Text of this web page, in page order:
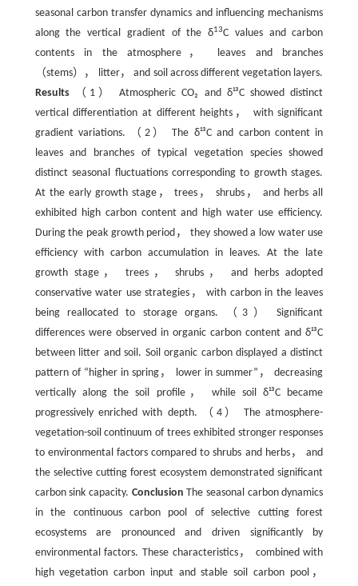
seasonal carbon transfer dynamics and influencing mechanisms
along the vertical gradient of the δ13C values and carbon
contents in the atmosphere， leaves and branches
（stems）， litter， and soil across different vegetation layers.
Results（1） Atmospheric CO₂ and δ¹³C showed distinct
vertical differentiation at different heights， with significant
gradient variations. （2） The δ¹³C and carbon content in
leaves and branches of typical vegetation species showed
distinct seasonal fluctuations corresponding to growth stages.
At the early growth stage， trees， shrubs， and herbs all
exhibited high carbon content and high water use efficiency.
During the peak growth period， they showed a low water use
efficiency with carbon accumulation in leaves. At the late
growth stage， trees， shrubs， and herbs adopted
conservative water use strategies， with carbon in the leaves
being reallocated to storage organs. （3） Significant
differences were observed in organic carbon content and δ¹³C
between litter and soil. Soil organic carbon displayed a distinct
pattern of “higher in spring， lower in summer”， decreasing
vertically along the soil profile， while soil δ¹³C became
progressively enriched with depth. （4） The atmosphere-
vegetation-soil continuum of trees exhibited stronger responses
to environmental factors compared to shrubs and herbs， and
the selective cutting forest ecosystem demonstrated significant
carbon sink capacity. Conclusion The seasonal carbon dynamics
in the continuous carbon pool of selective cutting forest
ecosystems are pronounced and driven significantly by
environmental factors. These characteristics， combined with
high vegetation carbon input and stable soil carbon pool，